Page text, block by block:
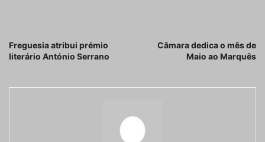
Freguesia atribui prémio
literário António Serrano
Câmara dedica o mês de
Maio ao Marquês